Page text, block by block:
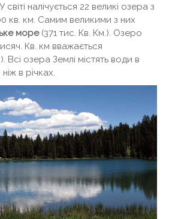
налічується 22 великі озера з
кв. км. Самим великими з них
море(371 тис. Кв. Км.). Озеро
Кв. км вважається
Всі озера Землі містять води в
в річках.